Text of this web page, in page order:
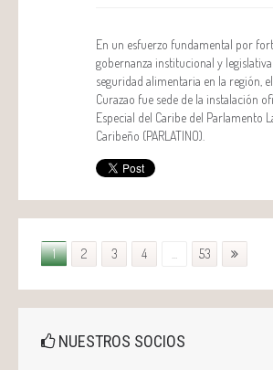
En un esfuerzo fundamental por
gobernanza institucional y
seguridad alimentaria en la región,
Curazao fue sede de la instalación
Especial del Caribe del Parlamento
Caribeño (PARLATINO).
1 2 3 4 53
NUESTROS SOCIOS